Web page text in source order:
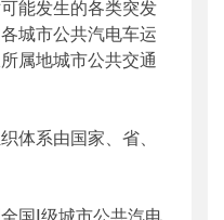
能发生的各类突发
城市公共汽电车运
属地城市公共交通
系由国家、省、
Ⅰ级城市公共汽电